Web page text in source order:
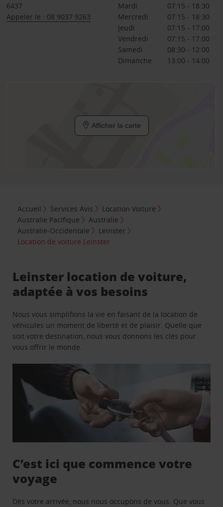
6437
Appeler le : 08 9037 9263
Mardi
07:15 - 18:30
Mercredi
07:15 - 18:30
Jeudi
07:15 - 17:00
Vendredi
07:15 - 17:00
Samedi
08:30 - 12:00
Dimanche
13:00 - 14:00
Afficher la carte
Accueil Services Avis
Location Voiture
Australie Pacifique
Australie
Australie-Occidentale
Leinster
Location de voiture Leinster
Leinster location de voiture,
adaptée à vos besoins
Nous vous simplifions la vie en faisant de la location de
véhicules un moment de liberté et de plaisir. Quelle que
soit votre destination, nous vous donnons les clés pour
vous offrir le monde.
C’est ici que commence votre
voyage
Dès votre arrivée, nous nous occupons de vous. Que vous